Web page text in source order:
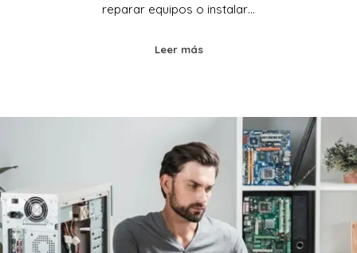
reparar equipos o instalar…
Leer más